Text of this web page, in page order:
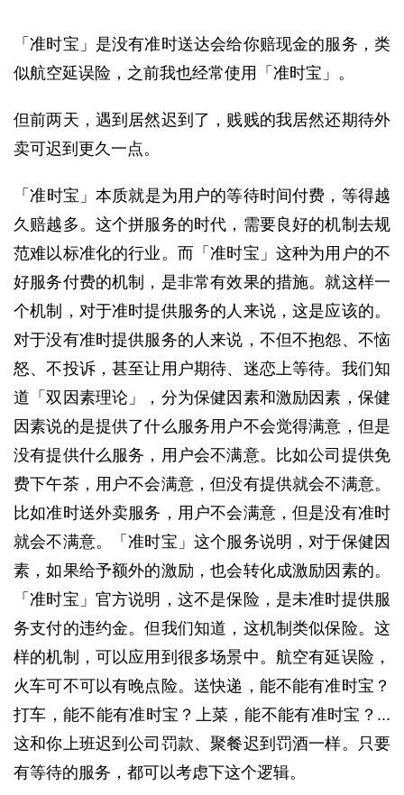
「准时宝」是没有准时送达会给你赔现金的服务，类
似航空延误险，之前我也经常使用「准时宝」。
但前两天，遇到居然迟到了，贱贱的我居然还期待外
卖可迟到更久一点。
「准时宝」本质就是为用户的等待时间付费，等得越
久赔越多。 这个拼服务的时代，需要良好的机制去规
范难以标准化的行业。 而 「准时宝」这种为用户的不
好服务付费的机制，是非常有效果的措施。就这样一
个机制，对于准时提供服务的人来说，这是应该的。
对于没有准时提供服务的人来说，不但不抱怨、不恼
怒、不投诉，甚至让用户期待、迷恋上等待。 我们知
道「双因素理论」，分为保健因素和激励因素，保健
因素说的是提供了什么服务用户不会觉得满意，但是
没有提供什么服务，用户会不满意。
比如公司提供免
费下午茶，用户不会满意，但没有提供就会不满意。
比如准时送外卖服务，用户不会满意，但是没有准时
就会不满意。
「准时宝」这个服务说明，对于保健因
素，如果给予额外的激励，也会转化成激励因素的。
「准时宝」官方说明，这不是保险，是未准时提供服
务支付的违约金。但我们知道，这机制类似保险。 这
样的机制，可以应用到很多场景中。航空有延误险，
火车可不可以有晚点险。送快递，能不能有准时宝 ？
打车，能不能有准时宝？ 上菜，能不能有准时宝？...
这和你上班迟到公司罚款、聚餐迟到罚酒一样。只要
有等待的服务，都可以考虑下这个逻辑。